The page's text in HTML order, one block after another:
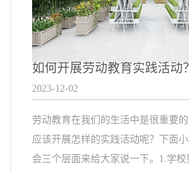
如何开展劳动教育实践活动？
2023-12-02
劳动教育在我们的生活中是很重要
应该开展怎样的实践活动呢？下面
会三个层面来给大家说一下。1.学